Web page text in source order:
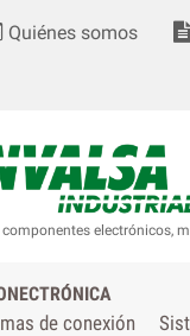
Quiénes somos
electrónicos,
de conexión